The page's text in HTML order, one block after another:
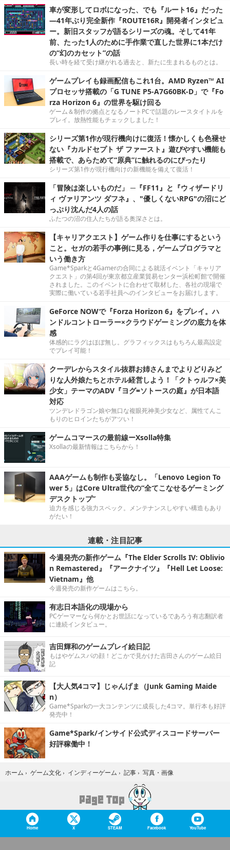
車が変形してロボになった、でも『ルート16』だった
―41年ぶり完全新作『ROUTE16R』開発者インタビュ
ー。新旧スタッフが語るシリーズの魂。そして41年
前、たった1人のために手作業で直した世界に1本だけ
の“幻のカセット”の話
長い時を経て受け継がれる過去と、新たに生まれるものとは。
ゲームプレイも録画配信もこれ1台。AMD Ryzen™ AI
プロセッサ搭載の「G TUNE P5-A7G60BK-D」で『Fo
rza Horizon 6』の世界を駆け回る
ゲーム＆制作の拠点となるノートPCで話題のレースタイトルを
プレイ。放熱性能もチェックしました！
シリーズ第1作が現行機向けに復活！懐かしくも色褪せ
ない『カルドセプト ザ ファースト』遊びやすい機能も
搭載で、あらためて“原典”に触れるのにぴったり
シリーズ第1作が現行機向けの新機能を備えて復活！
「冒険は楽しいものだ」 ─『FF11』と『ウィザードリ
ィ ヴァリアンツ ダフネ』、"優しくないRPG"の沼にど
っぷり沈んだ4人の話
ふたつの沼の住人たちが語る奥深さとは。
【キャリアクエスト】ゲーム作りを仕事にするという
こと。セガの若手の事例に見る，ゲームプログラマと
いう働き方
Game*Sparkと4Gamerの合同による就活イベント「キャリア
クエスト」の第4回が東京都立産業貿易センター浜松町館で開催
されました。このイベントに合わせて取材した、各社の現場で
実際に働いている若手社員へのインタビューをお届けします。
GeForce NOWで『Forza Horizon 6』をプレイ。ハ
ンドルコントローラー×クラウドゲーミングの底力を体
感
体感的にラグはほぼ無し。グラフィックスはもちろん最高設定
でプレイ可能！
クーデレからスタイル抜群お姉さんまでよりどりみど
りな人外娘たちとホテル経営しよう！「クトゥルフ×美
少女」テーマのADV『ヨグ=ソトースの庭』が日本語
対応
ツンデレドラゴン娘や無口な複眼死神美少女など、属性てんこ
もりのヒロインたちがアツい！
ゲームコマースの最前線ーXsolla特集
Xsollaの最新情報はこちらから！
AAAゲームも制作も妥協なし。「Lenovo Legion To
wer 5」はCore Ultra世代の“全てこなせるゲーミング
デスクトップ”
迫力を感じる強力スペック。メンテナンスしやすい構造もあり
がたい！
連載・注目記事
今週発売の新作ゲーム『The Elder Scrolls IV: Oblivio
n Remastered』『アークナイツ』『Hell Let Loose:
Vietnam』他
今週発売の新作ゲームはこちら。
有志日本語化の現場から
PCゲーマーなら何かとお世話になっているであろう有志翻訳者
に連続インタビュー。
吉田輝和のゲームプレイ絵日記
もはやゲムスパの顔！どこかで見かけた吉田さんのゲーム絵日
記
【大人気4コマ】じゃんげま（Junk Gaming Maide
n）
Game*Sparkの一大コンテンツに成長した4コマ。単行本も好評
発売中！
Game*Spark/インサイド公式ディスコードサーバー
好評稼働中！
ホーム › ゲーム文化 › インディーゲーム › 記事 › 写真・画像
Home X STEAM Facebook YouTube